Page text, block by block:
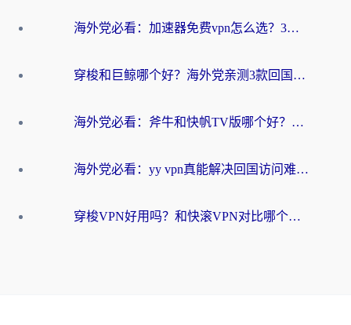
海外党必看：加速器免费vpn怎么选？3步教你无缝访问国内资源
穿梭和巨鲸哪个好？海外党亲测3款回国加速器，教你避开90%的坑
海外党必看：斧牛和快帆TV版哪个好？3分钟选对回国加速器，无缝刷B站、追热剧
海外党必看：yy vpn真能解决回国访问难题？附云极initap测评+免费方案对比
穿梭VPN好用吗？和快滚VPN对比哪个回国效果更好？海外党选回国加速器必看指南